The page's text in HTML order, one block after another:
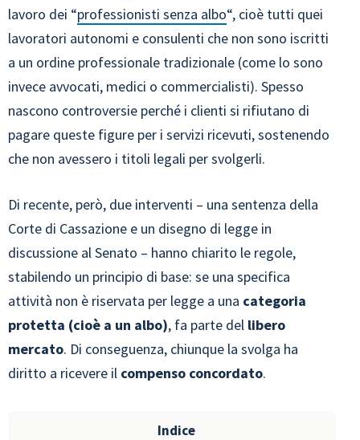
lavoro dei “professionisti senza albo“, cioè tutti quei
lavoratori autonomi e consulenti che non sono iscritti
a un ordine professionale tradizionale (come lo sono
invece avvocati, medici o commercialisti). Spesso
nascono controversie perché i clienti si rifiutano di
pagare queste figure per i servizi ricevuti, sostenendo
che non avessero i titoli legali per svolgerli.
Di recente, però, due interventi – una sentenza della
Corte di Cassazione e un disegno di legge in
discussione al Senato – hanno chiarito le regole,
stabilendo un principio di base: se una specifica
attività non è riservata per legge a una categoria
protetta (cioè a un albo), fa parte del libero
mercato. Di conseguenza, chiunque la svolga ha
diritto a ricevere il compenso concordato.
Indice